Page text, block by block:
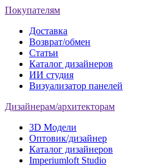
Покупателям
Доставка
Возврат/обмен
Статьи
Каталог дизайнеров
ИИ студия
Визуализатор панелей
Дизайнерам/архитекторам
3D Модели
Оптовик/дизайнер
Каталог дизайнеров
Imperiumloft Studio